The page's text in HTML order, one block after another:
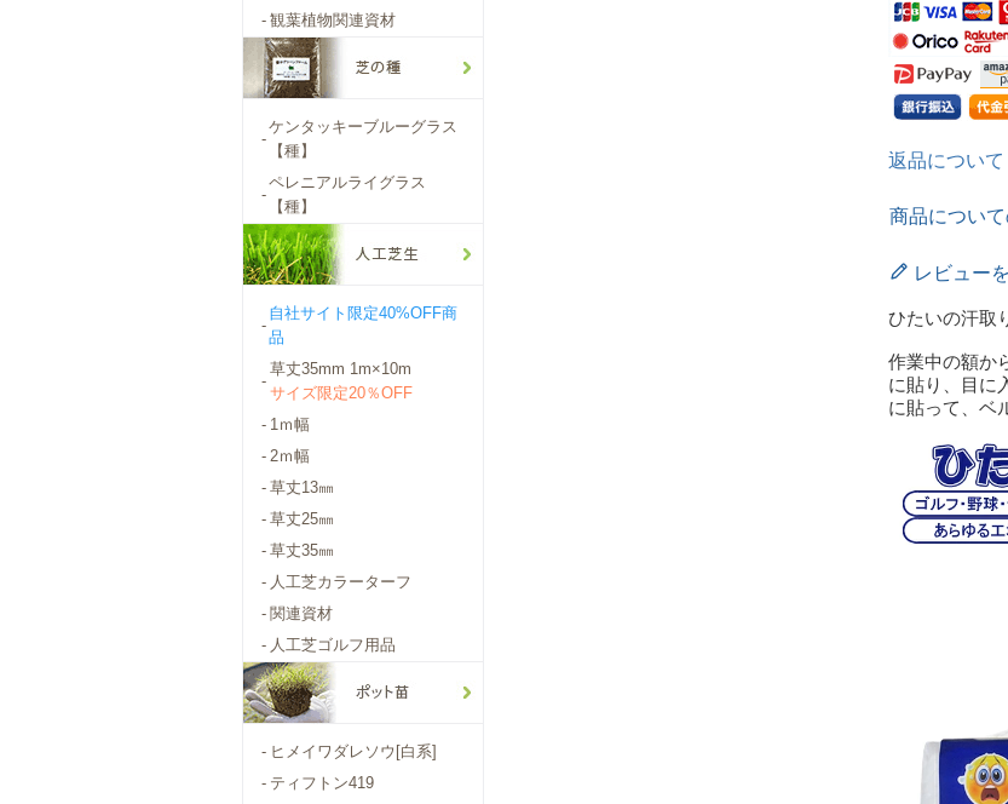
- 観葉植物関連資材
-
ケンタッキーブルーグラス
【種】
-
ペレニアルライグラス
【種】
-
自社サイト限定40%OFF商
品
-
草丈35mm 1m×10m
サイズ限定20％OFF
- 1ｍ幅
- 2ｍ幅
- 草丈13㎜
- 草丈25㎜
- 草丈35㎜
- 人工芝カラーターフ
- 関連資材
- 人工芝ゴルフ用品
- ヒメイワダレソウ[白系]
- ティフトン419
返品について
商品につい
レビュー
ひたいの汗取
作業中の額か
に貼り、目に
に貼って、ベ